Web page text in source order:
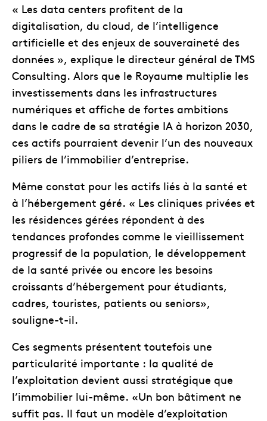
« Les data centers profitent de la
digitalisation, du cloud, de l’intelligence
artificielle et des enjeux de souveraineté des
données », explique le directeur général de TMS
Consulting. Alors que le Royaume multiplie les
investissements dans les infrastructures
numériques et affiche de fortes ambitions
dans le cadre de sa stratégie IA à horizon 2030,
ces actifs pourraient devenir l’un des nouveaux
piliers de l’immobilier d’entreprise.
Même constat pour les actifs liés à la santé et
à l’hébergement géré. « Les cliniques privées et
les résidences gérées répondent à des
tendances profondes comme le vieillissement
progressif de la population, le développement
de la santé privée ou encore les besoins
croissants d’hébergement pour étudiants,
cadres, touristes, patients ou seniors»,
souligne-t-il.
Ces segments présentent toutefois une
particularité importante : la qualité de
l’exploitation devient aussi stratégique que
l’immobilier lui-même. «Un bon bâtiment ne
suffit pas. Il faut un modèle d’exploitation